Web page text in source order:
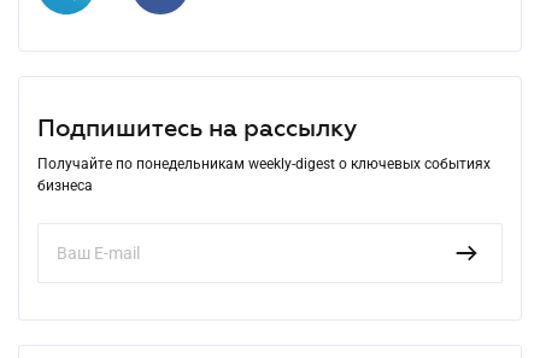
Подпишитесь на рассылку
Получайте по понедельникам weekly-digest о ключевых событиях
бизнеса